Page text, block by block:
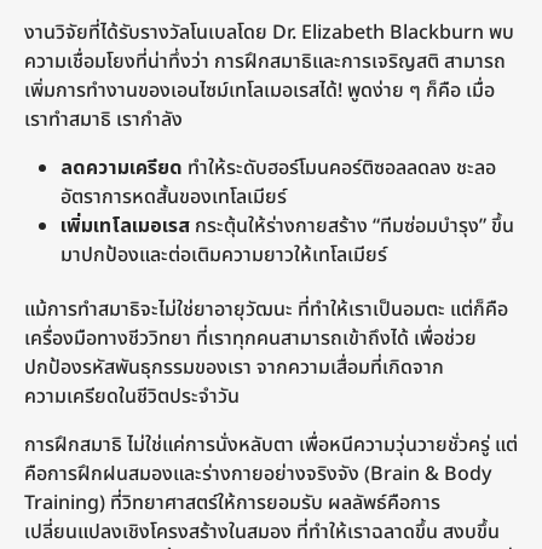
งานวิจัยที่ได้รับรางวัลโนเบลโดย Dr. Elizabeth Blackburn พบ
ความเชื่อมโยงที่น่าทึ่งว่า การฝึกสมาธิและการเจริญสติ สามารถ
เพิ่มการทำงานของเอนไซม์เทโลเมอเรสได้! พูดง่าย ๆ ก็คือ เมื่อ
เราทำสมาธิ เรากำลัง
ลดความเครียด ทำให้ระดับฮอร์โมนคอร์ติซอลลดลง ชะลอ
อัตราการหดสั้นของเทโลเมียร์
เพิ่มเทโลเมอเรส กระตุ้นให้ร่างกายสร้าง “ทีมซ่อมบำรุง” ขึ้น
มาปกป้องและต่อเติมความยาวให้เทโลเมียร์
แม้การทำสมาธิจะไม่ใช่ยาอายุวัฒนะ ที่ทำให้เราเป็นอมตะ แต่ก็คือ
เครื่องมือทางชีววิทยา ที่เราทุกคนสามารถเข้าถึงได้ เพื่อช่วย
ปกป้องรหัสพันธุกรรมของเรา จากความเสื่อมที่เกิดจาก
ความเครียดในชีวิตประจำวัน
การฝึกสมาธิ ไม่ใช่แค่การนั่งหลับตา เพื่อหนีความวุ่นวายชั่วครู่ แต่
คือการฝึกฝนสมองและร่างกายอย่างจริงจัง (Brain & Body
Training) ที่วิทยาศาสตร์ให้การยอมรับ ผลลัพธ์คือการ
เปลี่ยนแปลงเชิงโครงสร้างในสมอง ที่ทำให้เราฉลาดขึ้น สงบขึ้น